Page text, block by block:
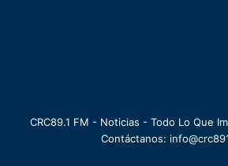
CRC89.1 FM - Noticias - Todo Lo Que
Contáctanos: